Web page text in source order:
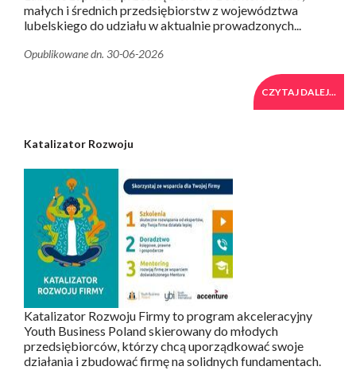
małych i średnich przedsiębiorstw z województwa
lubelskiego do udziału w aktualnie prowadzonych...
Opublikowane dn. 30-06-2026
CZYTAJ DALEJ...
Katalizator Rozwoju
Katalizator Rozwoju Firmy to program akceleracyjny
Youth Business Poland skierowany do młodych
przedsiębiorców, którzy chcą uporządkować swoje
działania i zbudować firmę na solidnych fundamentach.